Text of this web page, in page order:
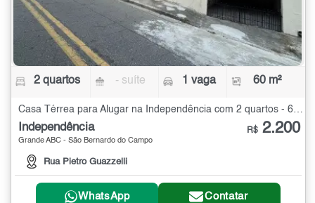
2 quartos - suíte 1 vaga 60 m²
Casa Térrea para Alugar na Independência com 2 quartos - 60 m²
Independência
Grande ABC - São Bernardo do Campo
Rua Pietro Guazzelli
R$ 2.200
WhatsApp Contatar